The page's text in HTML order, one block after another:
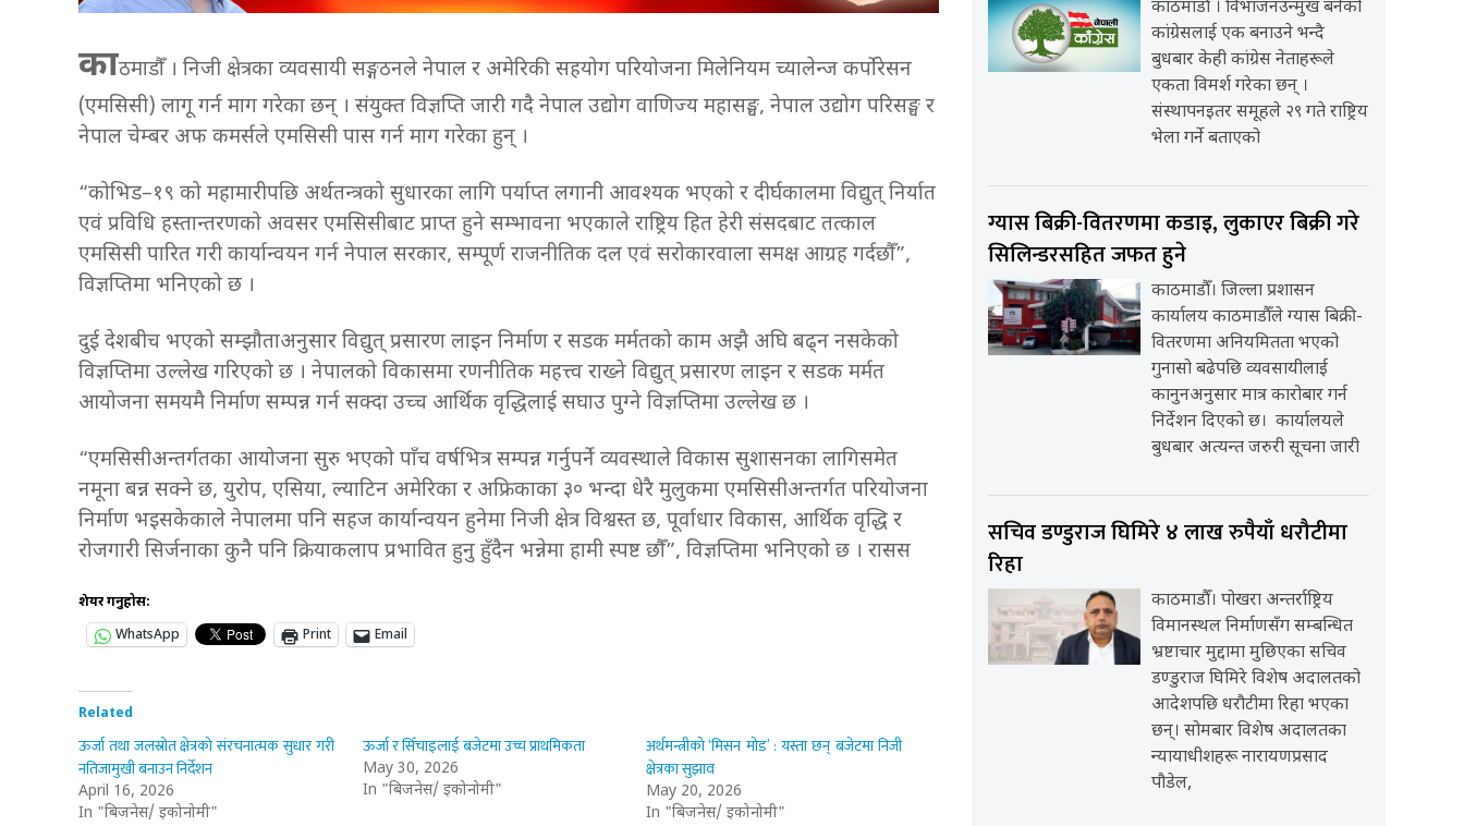
काठमाडौँ । निजी क्षेत्रका व्यवसायी सङ्गठनले नेपाल र अमेरिकी सहयोग परियोजना मिलेनियम च्यालेन्ज कर्पोरेसन
(एमसिसी) लागू गर्न माग गरेका छन् । संयुक्त विज्ञप्ति जारी गदै नेपाल उद्योग वाणिज्य महासङ्घ, नेपाल उद्योग परिसङ्घ र
नेपाल चेम्बर अफ कमर्सले एमसिसी पास गर्न माग गरेका हुन् ।
“कोभिड–१९ को महामारीपछि अर्थतन्त्रको सुधारका लागि पर्याप्त लगानी आवश्यक भएको र दीर्घकालमा विद्युत् निर्यात
एवं प्रविधि हस्तान्तरणको अवसर एमसिसीबाट प्राप्त हुने सम्भावना भएकाले राष्ट्रिय हित हेरी संसदबाट तत्काल
एमसिसी पारित गरी कार्यान्वयन गर्न नेपाल सरकार, सम्पूर्ण राजनीतिक दल एवं सरोकारवाला समक्ष आग्रह गर्दछौँ”,
विज्ञप्तिमा भनिएको छ ।
दुई देशबीच भएको सम्झौताअनुसार विद्युत् प्रसारण लाइन निर्माण र सडक मर्मतको काम अझै अघि बढ्न नसकेको
विज्ञप्तिमा उल्लेख गरिएको छ । नेपालको विकासमा रणनीतिक महत्त्व राख्ने विद्युत् प्रसारण लाइन र सडक मर्मत
आयोजना समयमै निर्माण सम्पन्न गर्न सक्दा उच्च आर्थिक वृद्धिलाई सघाउ पुग्ने विज्ञप्तिमा उल्लेख छ ।
“एमसिसीअन्तर्गतका आयोजना सुरु भएको पाँच वर्षभित्र सम्पन्न गर्नुपर्ने व्यवस्थाले विकास सुशासनका लागिसमेत
नमूना बन्न सक्ने छ, युरोप, एसिया, ल्याटिन अमेरिका र अफ्रिकाका ३० भन्दा धेरै मुलुकमा एमसिसीअन्तर्गत परियोजना
निर्माण भइसकेकाले नेपालमा पनि सहज कार्यान्वयन हुनेमा निजी क्षेत्र विश्वस्त छ, पूर्वाधार विकास, आर्थिक वृद्धि र
रोजगारी सिर्जनाका कुनै पनि क्रियाकलाप प्रभावित हुनु हुँदैन भन्नेमा हामी स्पष्ट छौँ”, विज्ञप्तिमा भनिएको छ । रासस
शेयर गर्नुहोस:
WhatsApp
Print Email
Related
ऊर्जा तथा जलस्रोत क्षेत्रको संरचनात्मक सुधार गरी
नतिजामुखी बनाउन निर्देशन
April 16, 2026
In "बिजनेस/ इकोनोमी"
ऊर्जा र सिँचाइलाई बजेटमा उच्च प्राथमिकता
May 30, 2026
In "बिजनेस/ इकोनोमी"
अर्थमन्त्रीको ‘मिसन मोड’ : यस्ता छन् बजेटमा निजी
क्षेत्रका सुझाव
May 20, 2026
In "बिजनेस/ इकोनोमी"
काठमाडौँ । विभाजनउन्मुख बनेको
कांग्रेसलाई एक बनाउने भन्दै
बुधबार केही कांग्रेस नेताहरूले
एकता विमर्श गरेका छन् ।
संस्थापनइतर समूहले २९ गते राष्ट्रिय
भेला गर्ने बताएको
ग्यास बिक्री-वितरणमा कडाइ, लुकाएर बिक्री गरे
सिलिन्डरसहित जफत हुने
काठमाडौँ। जिल्ला प्रशासन
कार्यालय काठमाडौँले ग्यास बिक्री-
वितरणमा अनियमितता भएको
गुनासो बढेपछि व्यवसायीलाई
कानुनअनुसार मात्र कारोबार गर्न
निर्देशन दिएको छ। कार्यालयले
बुधबार अत्यन्त जरुरी सूचना जारी
सचिव डण्डुराज घिमिरे ४ लाख रुपैयाँ धरौटीमा
रिहा
काठमाडौँ। पोखरा अन्तर्राष्ट्रिय
विमानस्थल निर्माणसँग सम्बन्धित
भ्रष्टाचार मुद्दामा मुछिएका सचिव
डण्डुराज घिमिरे विशेष अदालतको
आदेशपछि धरौटीमा रिहा भएका
छन्। सोमबार विशेष अदालतका
न्यायाधीशहरू नारायणप्रसाद
पौडेल,